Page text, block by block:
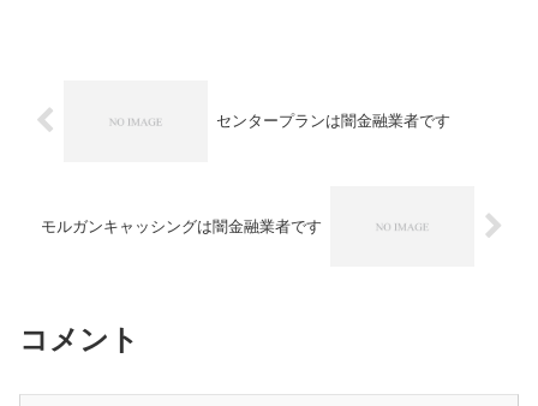
センタープランは闇金融業者です
モルガンキャッシングは闇金融業者です
コメント